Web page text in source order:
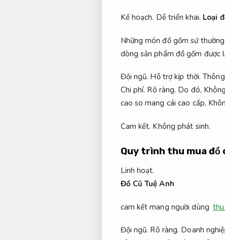
Kế hoạch. Dễ triển khai. Loại
Những món đồ gốm sứ
dòng sản phẩm đồ gốm được
Đội ngũ. Hỗ trợ kịp thời.
Chi phí. Rõ ràng. Do đó,
cao so mang cái cao cấp,
Cam kết. Không phát sinh.
Quy trình thu mua đồ
Linh hoạt.
Đồ Cũ Tuệ Anh
cam kết mang người dùng
Đội ngũ. Rõ ràng. Doanh